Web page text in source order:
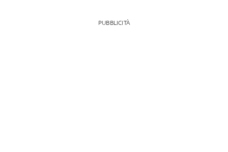
PUBBLICITÀ